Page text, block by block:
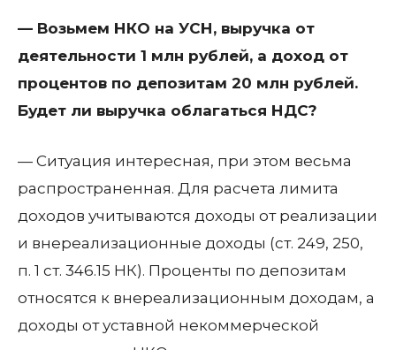
— Возьмем НКО на УСН, выручка от
деятельности 1 млн рублей, а доход от
процентов по депозитам 20 млн рублей.
Будет ли выручка облагаться НДС?
— Ситуация интересная, при этом весьма
распространенная. Для расчета лимита
доходов учитываются доходы от реализации
и внереализационные доходы (ст. 249, 250,
п. 1 ст. 346.15 НК). Проценты по депозитам
относятся к внереализационным доходам, а
доходы от уставной некоммерческой